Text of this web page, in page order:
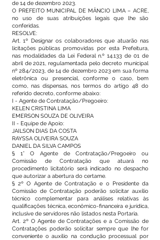
de 14 de dezembro 2023.
O PREFEITO MUNICIPAL DE MÂNCIO LIMA – ACRE,
no uso de suas atribuições legais que lhe são
conferidas.
RESOLVE:
Art. 1º Designar os colaboradores que atuarão nas
licitações públicas promovidas por esta Prefeitura,
nas modalidades da Lei Federal n.º 14.133 de 01 de
abril de 2021, regulamentada pelo decreto municipal
nº 284/2023, de 14 de dezembro 2023 em sua forma
eletrônica ou presencial, conforme o caso, bem
como, nas dispensas, nos termos do artigo 48 do
referido decreto, conforme abaixo:
I - Agente de Contratação/Pregoeiro:
KELEN CRISTINA LIMA
EMERSON SOUZA DE OLIVEIRA
II - Equipe de Apoio:
JAILSON DIAS DA COSTA
RAYSSA OLIVEIRA SOUZA
DANIEL DA SILVA CAMPOS
§ 1° O Agente de Contratação/Pregoeiro ou
Comissão de Contratação que atuará no
procedimento licitatório será indicado no despacho
que autorizar a abertura do certame.
§ 2º O Agente de Contratação e o Presidente da
Comissão de Contratação poderão solicitar auxílio
técnico complementar para análises relativas às
qualificações técnica, econômico-financeira e jurídica,
inclusive de servidores não listados nesta Portaria.
Art. 2º O Agente de Contratações e a Comissão de
Contratações poderão solicitar sempre que lhe for
conveniente o auxílio na condução processual por